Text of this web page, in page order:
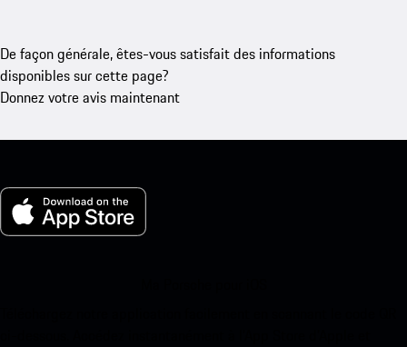
De façon générale, êtes-vous satisfait des informations
disponibles sur cette page?
Donnez votre avis maintenant